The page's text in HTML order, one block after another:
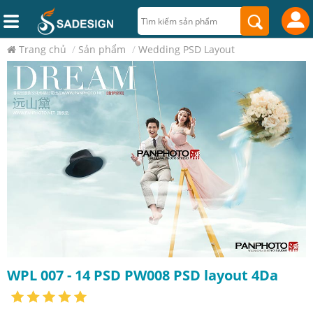
Trang chủ / Sản phẩm / Wedding PSD Layout
WPL 007 - 14 PSD PW008 PSD layout 4Da